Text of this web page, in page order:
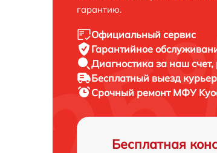
гарантию.
Официальный сервис
Гарантийное
Диагностика за наш счет,
Бесплатный выезд
Срочный ремонт МФУ
Бесплатная